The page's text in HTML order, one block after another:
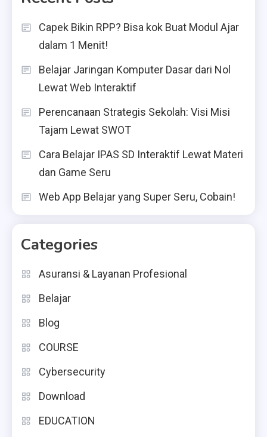
Capek Bikin RPP? Bisa kok Buat Modul Ajar
dalam 1 Menit!
Belajar Jaringan Komputer Dasar dari Nol
Lewat Web Interaktif
Perencanaan Strategis Sekolah: Visi Misi
Tajam Lewat SWOT
Cara Belajar IPAS SD Interaktif Lewat Materi
dan Game Seru
Web App Belajar yang Super Seru, Cobain!
Categories
Asuransi & Layanan Profesional
Belajar
Blog
COURSE
Cybersecurity
Download
EDUCATION